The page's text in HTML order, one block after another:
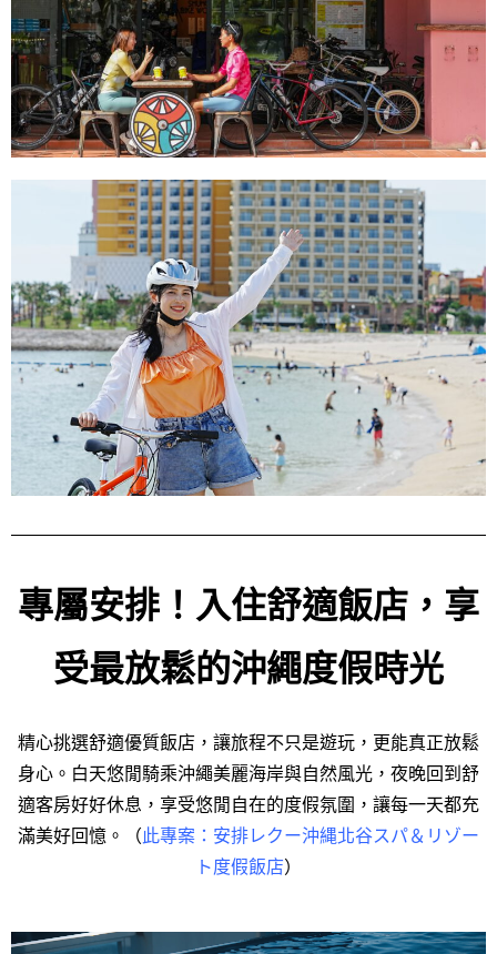
專屬安排！入住舒適飯店，享
受最放鬆的沖繩度假時光
精心挑選舒適優質飯店，讓旅程不只是遊玩，更能真正放鬆
身心。白天悠閒騎乘沖繩美麗海岸與自然風光，夜晚回到舒
適客房好好休息，享受悠閒自在的度假氛圍，讓每一天都充
滿美好回憶。（此專案：安排レクー沖縄北谷スパ＆リゾー
ト度假飯店）